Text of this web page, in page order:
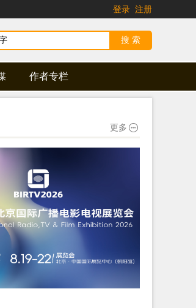
登录 注册
作者专栏
更多